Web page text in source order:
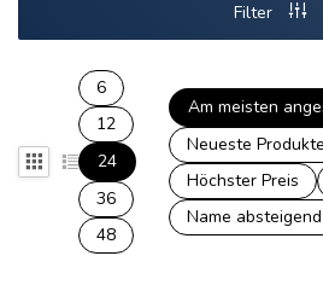
Filter
6
12
24
36
48
Am meisten
Neueste Produkte
Höchster Preis
Name absteigend